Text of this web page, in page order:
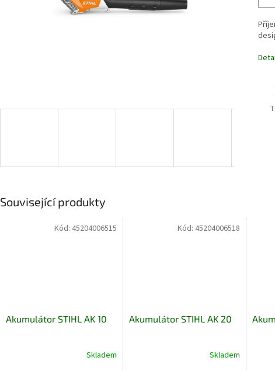
Související produkty
Akumulátor STIHL AK 10
Skladem
Kód: 45204006515
Akumulátor STIHL AK 20
Skladem
Kód: 45204006518